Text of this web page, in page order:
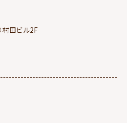
田ビル2F